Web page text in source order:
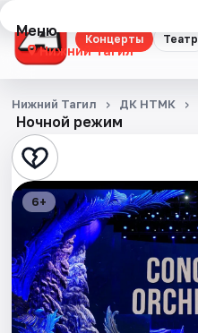
Концерты Театр
Меню
Нижний Тагил
Концерты
Театр
Стендап
События
Города
Площадки
Ночной режим
Нижний Тагил ДК НТМК
6+